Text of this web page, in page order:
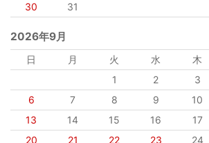
30
31
2026年9月
日 月 火 水 木
1
2 3
6
7 8 9 10
13
14 15 16 17
20
21 22 23 24